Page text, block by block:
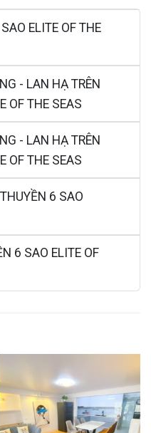
ELITE OF THE
- LAN HẠ TRÊN
OF THE SEAS
- LAN HẠ TRÊN
OF THE SEAS
6 SAO
6 SAO ELITE OF